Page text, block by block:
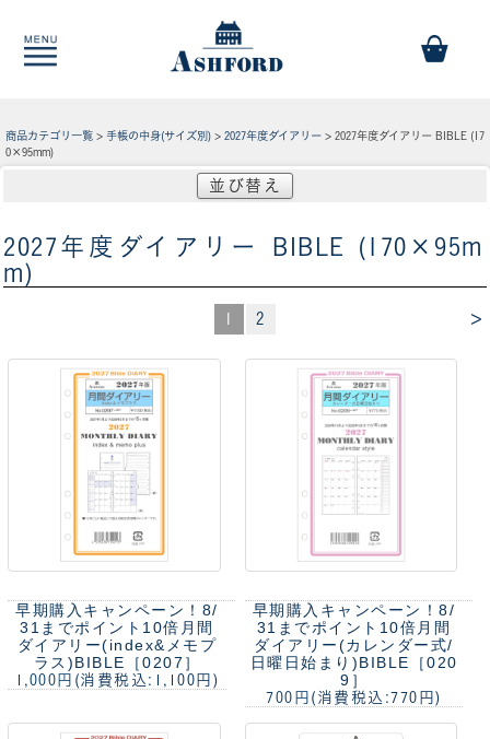
商品カテゴリ一覧 > 手帳の中身(サイズ別) > 2027年度ダイアリー > 2027年度ダイアリー BIBLE (17
0×95mm)
並び替え
2027年度ダイアリー BIBLE (170×95m
m)
>
1 2
早期購入キャンペーン！8/
31までポイント10倍 月間
ダイアリー(index&メモプ
ラス)BIBLE［0207］
1,000円 (消費税込:1,100円)
早期購入キャンペーン！8/
31までポイント10倍 月間
ダイアリー(カレンダー式/
日曜日始まり)BIBLE［020
9］
700円 (消費税込:770円)